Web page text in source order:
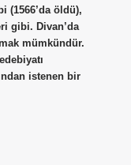
(1566’da öldü),
gibi. Divan’da
mümkündür.
istenen bir